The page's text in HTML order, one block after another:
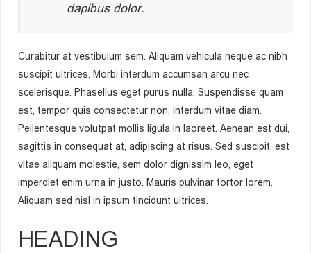
dapibus dolor.
Curabitur at vestibulum sem. Aliquam vehicula neque ac nibh
suscipit ultrices. Morbi interdum accumsan arcu nec
scelerisque. Phasellus eget purus nulla. Suspendisse quam
est, tempor quis consectetur non, interdum vitae diam.
Pellentesque volutpat mollis ligula in laoreet. Aenean est dui,
sagittis in consequat at, adipiscing at risus. Sed suscipit, est
vitae aliquam molestie, sem dolor dignissim leo, eget
imperdiet enim urna in justo. Mauris pulvinar tortor lorem.
Aliquam sed nisl in ipsum tincidunt ultrices.
HEADING